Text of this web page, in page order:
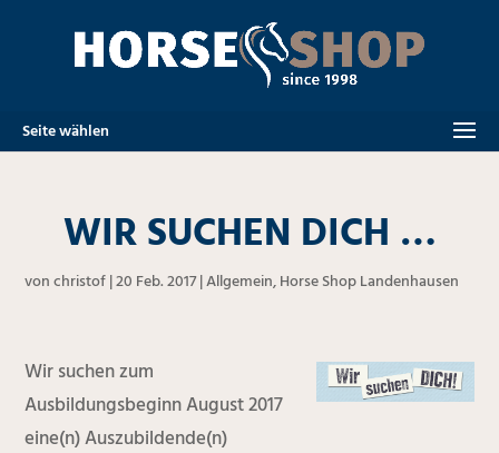
Seite wählen
WIR SUCHEN DICH …
vonchristof|20 Feb. 2017|Allgemein,Horse Shop Landenhausen
Wir suchen zum
Ausbildungsbeginn August 2017
eine(n) Auszubildende(n)